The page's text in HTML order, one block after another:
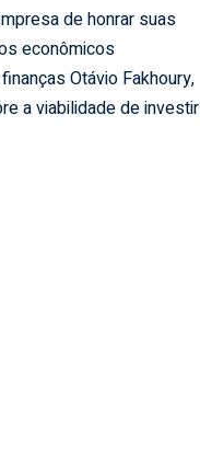
de honrar suas
econômicos
Otávio Fakhoury,
a viabilidade de investir